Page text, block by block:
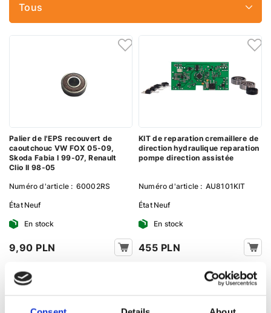
Tous
Palier de l'EPS recouvert de
caoutchouc VW FOX 05-09,
Skoda Fabia I 99-07, Renault
Clio II 98-05
Numéro d'article : 60002RS
État Neuf
En stock
9,90 PLN
KIT de reparation cremaillere de
direction hydraulique reparation
pompe direction assistée
Numéro d'article : AU8101KIT
État Neuf
En stock
455 PLN